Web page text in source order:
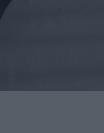
incluso